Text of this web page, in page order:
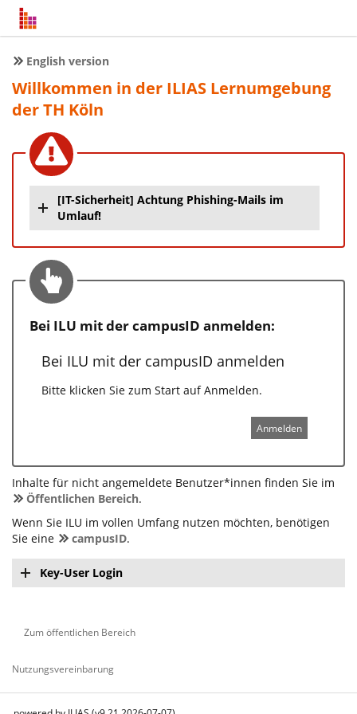
English version
Willkommen in der ILIAS Lernumgebung
der TH Köln
[IT-Sicherheit] Achtung Phishing-Mails im
Umlauf!
Bei ILU mit der campusID anmelden:
Bei ILU mit der campusID anmelden
Bitte klicken Sie zum Start auf Anmelden.
Anmelden
Inhalte für nicht angemeldete Benutzer*innen finden Sie im
Öffentlichen Bereich.
Wenn Sie ILU im vollen Umfang nutzen möchten, benötigen
Sie eine
campusID.
Key-User Login
Zum öffentlichen Bereich
Nutzungsvereinbarung